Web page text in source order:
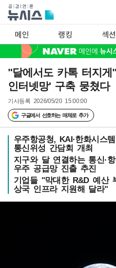
메인 랭킹 섹션
"달에서도 카톡 터지
인터넷망' 구축 뭉쳤다
기사등록 2026/05/20 15:00:00
구글에서 선호하는 매체로 추가
우주항공청, KAI·한화시스
통신위성 간담회 개최
지구와 달 연결하는 통신·
우주 공급망 진출 추진
기업들 "막대한 R&D 예산
상국 인프라 지원해 달라"